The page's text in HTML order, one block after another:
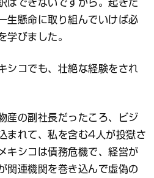
はできないですから。起きた
生懸命に取り組んでいけば必
学びました。
コでも、壮絶な経験をされ
産の副社長だったころ、ビジ
まれて、私を含む4人が投獄さ
キシコは債務危機で、経営が
関連機関を巻き込んで虚偽の